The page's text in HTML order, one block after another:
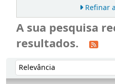
Refinar
A sua pesquisa
resultados.
Ordenar
Ordenar por: